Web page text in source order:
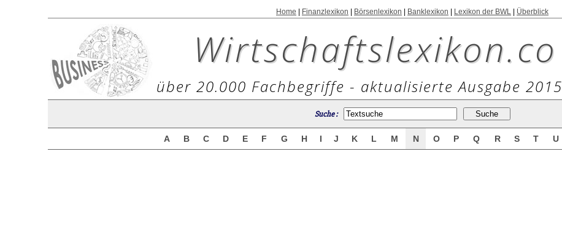
Home Finanzlexikon Börsenlexikon Banklexikon Lexikon der BWL Überblick
Wirtschaftslexikon.co
über 20.000 Fachbegriffe - aktualisierte Ausgabe 2015
Suche :
A B C D E F G H I J K L M N O P Q R S T U